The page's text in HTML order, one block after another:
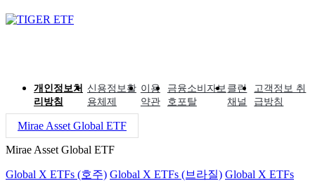
개인정보처
리방침
신용정보활
용체제
이용
약관
금융소비자보
호포탈
클린
채널
고객정보 취
급방침
Mirae Asset Global ETF
Mirae Asset Global ETF
Global X ETFs (호주) Global X ETFs (브라질) Global X ETFs